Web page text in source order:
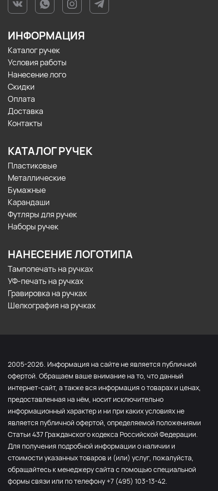
ИНФОРМАЦИЯ
Каталог ручек
Условия работы
Нанесение лого
Скидки
Оплата
Доставка
Контакты
КАТАЛОГ РУЧЕК
Пластиковые
Металлические
Бумажные
Карандаши
Футляры для ручек
Наборы ручек
НАНЕСЕНИЕ ЛОГОТИПА
Тампопечать на ручках
УФ-печать на ручках
Гравировка на ручках
Шелкография на ручках
2005-2026. Информация на сайте не является публичной
офертой. Обращаем ваше внимание на то, что данный
интернет-сайт, а также вся информация о товарах и ценах,
предоставленная на нём, носит исключительно
информационный характер и ни при каких условиях не
является публичной офертой, определяемой положениями
Статьи 437 Гражданского кодекса Российской Федерации.
Для получения подробной информации о наличии и
стоимости указанных товаров и (или) услуг, пожалуйста,
обращайтесь к менеджеру сайта с помощью специальной
формы связи или по телефону +7 (495) 103-13-42.